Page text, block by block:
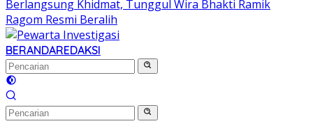
Berlangsung Khidmat, Tunggul Wira Bhakti Ramik
Ragom Resmi Beralih
BERANDAREDAKSI